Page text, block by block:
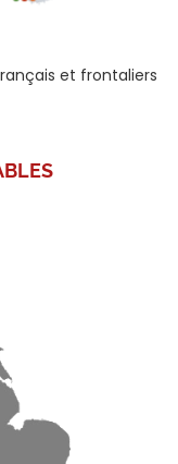
et frontaliers